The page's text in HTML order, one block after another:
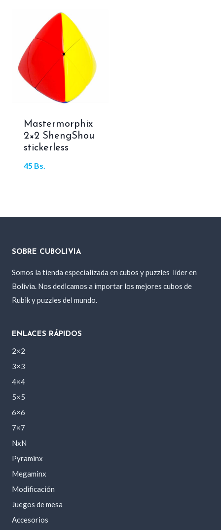
Mastermorphix
2×2 ShengShou
stickerless
45 Bs.
SOBRE CUBOLIVIA
Somos la tienda especializada en cubos y puzzles líder en
Bolivia. Nos dedicamos a importar los mejores cubos de
Rubik y puzzles del mundo.
ENLACES RÁPIDOS
2×2
3×3
4×4
5×5
6×6
7×7
NxN
Pyraminx
Megaminx
Modificación
Juegos de mesa
Accesorios